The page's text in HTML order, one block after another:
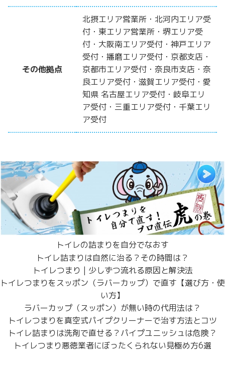
その他拠点
北摂エリア営業所・北河内エリア受
付・東エリア営業所・堺エリア受
付・大阪南エリア受付・神戸エリア
受付・播磨エリア受付・京都支店・
京都市エリア受付・奈良市支店・奈
良エリア受付・滋賀エリア受付・愛
知県 名古屋エリア受付・岐阜エリ
ア受付・三重エリア受付・千葉エリ
ア受付
トイレの詰まりを自分でなおす
トイレ詰まりは自然に治る？その時間は？
トイレつまり | 少しずつ流れる原因と解決法
トイレつまりをスッポン（ラバーカップ）で直す【選び方・使
い方】
ラバーカップ（スッポン）が無い時の代用法は？
トイレつまりを真空式パイプクリーナーで治す方法とコツ
トイレ詰まりは洗剤で直せる？パイプユニッシュは危険？
トイレつまり悪徳業者にぼったくられない見極め方6選